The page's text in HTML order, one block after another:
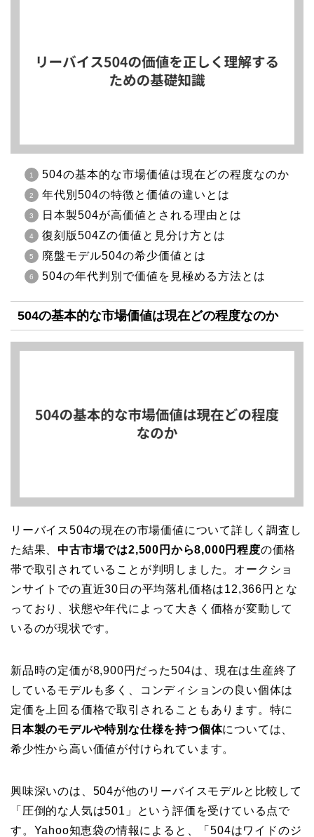
504の基本的な市場価値は現在どの程度なのか
年代別504の特徴と価値の違いとは
日本製504が高価値とされる理由とは
復刻版504Zの価値と見分け方とは
廃盤モデル504の希少価値とは
504の年代判別で価値を見極める方法とは
504の基本的な市場価値は現在どの程度なのか
リーバイス504の現在の市場価値について詳しく調査し
た結果、中古市場では2,500円から8,000円程度の価格
帯で取引されていることが判明しました。オークショ
ンサイトでの直近30日の平均落札価格は12,366円とな
っており、状態や年代によって大きく価格が変動して
いるのが現状です。
新品時の定価が8,900円だった504は、現在は生産終了
しているモデルも多く、コンディションの良い個体は
定価を上回る価格で取引されることもあります。特に
日本製のモデルや特別な仕様を持つ個体については、
希少性から高い価値が付けられています。
興味深いのは、504が他のリーバイスモデルと比較して
「圧倒的な人気は501」という評価を受けている点で
す。Yahoo知恵袋の情報によると、「504はワイドのジ